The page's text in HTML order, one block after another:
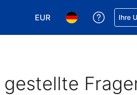
EUR
Wählen Sie Ihre Währung.
Wählen Sie Ihre
HilfeIhre